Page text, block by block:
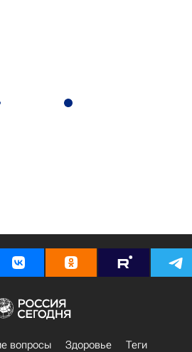
вопросы Здоровье
Теги